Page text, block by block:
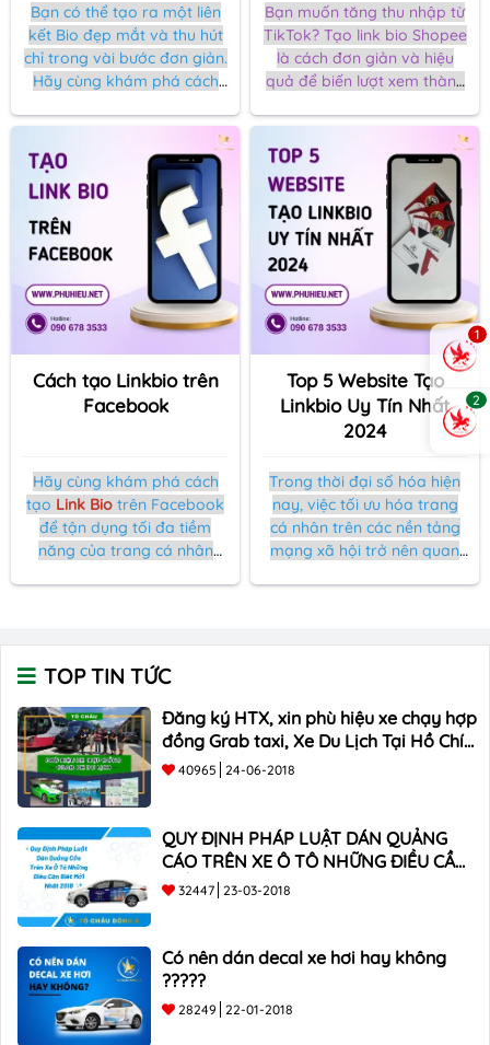
Bạn có thể tạo ra một liên
kết Bio đẹp mắt và thu hút
chỉ trong vài bước đơn giản.
Hãy cùng khám phá cách
hiện thực mà không cần đến
bất kỳ kỹ năng thiết kế nào!
Bạn muốn tăng thu nhập từ
TikTok? Tạo link bio Shopee
là cách đơn giản và hiệu
quả để biến lượt xem thành
phá cách làm ngay sau đây!
Cách tạo Linkbio trên
Facebook
Hãy cùng khám phá cách
tạo Link Bio trên Facebook
để tận dụng tối đa tiềm
năng của trang cá nhân
Top 5 Website Tạo
Linkbio Uy Tín Nhất
2024
Trong thời đại số hóa hiện
nay, việc tối ưu hóa trang
cá nhân trên các nền tảng
mạng xã hội trở nên quan
Linkbio.
TOP TIN TỨC
Đăng ký HTX, xin phù hiệu xe chạy hợp
đồng Grab taxi, Xe Du Lịch Tại Hồ Chí
Minh Giá Rẻ
40965 24-06-2018
QUY ĐỊNH PHÁP LUẬT DÁN QUẢNG
CÁO TRÊN XE Ô TÔ NHỮNG ĐIỀU CẦN
BIẾT mới nhất 2018 ???
32447 23-03-2018
Có nên dán decal xe hơi hay không
?????
28249 22-01-2018
1
2